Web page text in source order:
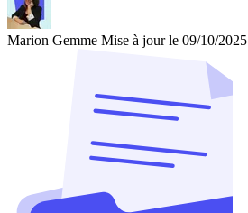
Marion Gemme Mise à jour le 09/10/2025